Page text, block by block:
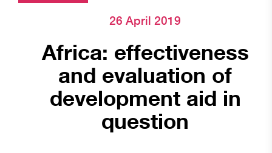
26 April 2019
Africa: effectiveness
and evaluation of
development aid in
question